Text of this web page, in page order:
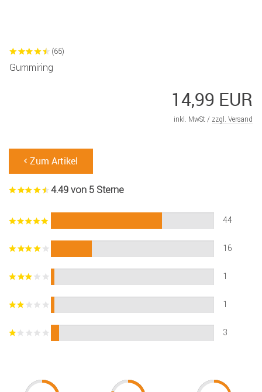
(65)
Gummiring
14,99 EUR
inkl. MwSt / zzgl. Versand
Zum Artikel
4.49 von 5 Sterne
44
16
1
1
3